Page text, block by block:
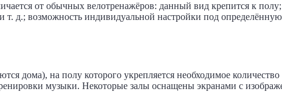
от обычных велотренажёров: данный вид крепится к
д.; возможность индивидуальной настройки под
дома), на полу которого укрепляется необходимое
музыки. Некоторые залы оснащены экранами с